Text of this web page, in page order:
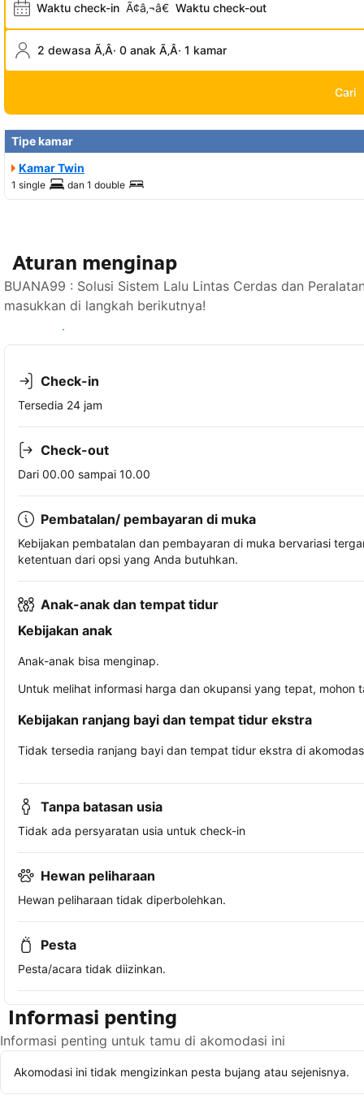
Waktu check-in Ã¢â‚¬â€ Waktu check-out
2 dewasa Ã‚Â· 0 anak Ã‚Â· 1 kamar
Cari
Tipe kamar
Kamar Twin
1 single dan 1 double
Aturan menginap
BUANA99 : Solusi Sistem Lalu Lintas Cerdas dan
masukkan di langkah berikutnya!
Lihat ketersediaan
Check-in
Tersedia 24 jam
Check-out
Dari 00.00 sampai 10.00
Pembatalan/ pembayaran di muka
Kebijakan pembatalan dan pembayaran di muka bervariasi
ketentuan dari opsi yang Anda butuhkan.
Anak-anak dan tempat tidur
Kebijakan anak
Anak-anak bisa menginap.
Untuk melihat informasi harga dan okupansi yang tepat,
Kebijakan ranjang bayi dan tempat tidur ekstra
Tidak tersedia ranjang bayi dan tempat tidur ekstra di
Tanpa batasan usia
Tidak ada persyaratan usia untuk check-in
Hewan peliharaan
Hewan peliharaan tidak diperbolehkan.
Pesta
Pesta/acara tidak diizinkan.
Informasi penting
Informasi penting untuk tamu di akomodasi ini
Akomodasi ini tidak mengizinkan pesta bujang atau sejenisnya.